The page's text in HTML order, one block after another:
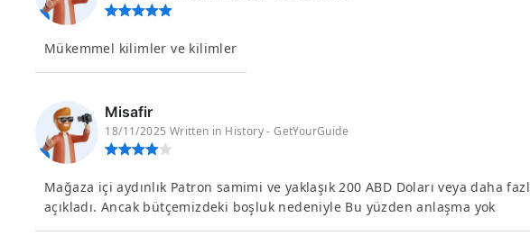
Mükemmel kilimler ve kilimler
Misafir
18/11/2025 Written in History - GetYourGuide
Mağaza içi aydınlık Patron samimi ve yaklaşık 200 ABD Doları veya daha
açıkladı. Ancak bütçemizdeki boşluk nedeniyle Bu yüzden anlaşma yok